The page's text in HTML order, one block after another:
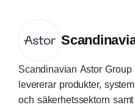
Scandinavian Astor
levererar produkter,
och säkerhetssektorn